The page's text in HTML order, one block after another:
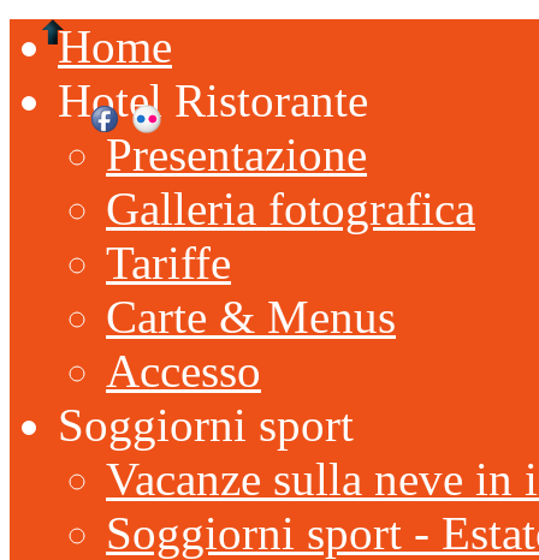
Home
Hotel Ristorante
Presentazione
Galleria fotografica
Tariffe
Carte & Menus
Accesso
Soggiorni sport
Vacanze sulla neve in
Soggiorni sport -